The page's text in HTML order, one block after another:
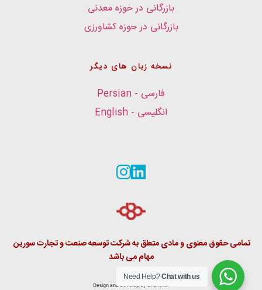
بازرگانی در حوزه معدنی
بازرگانی در حوزه کشاورزی
نسخه زبان های دیگر
فارسی - Persian
انگلیسی - English
مهام می باشد
Design and Develop by Branex.ir
Need Help?Chat with us